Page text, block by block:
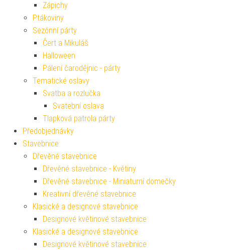
Zápichy
Ptákoviny
Sezónní párty
Čert a Mikuláš
Halloween
Pálení čarodějnic - párty
Tematické oslavy
Svatba a rozlučka
Svatební oslava
Tlapková patrola párty
Předobjednávky
Stavebnice
Dřevěné stavebnice
Dřevěné stavebnice - Květiny
Dřevěné stavebnice - Miniaturní domečky
Kreativní dřevěné stavebnice
Klasické a designové stavebnice
Designové květinové stavebnice
Klasické a designové stavebnice
Designové květinové stavebnice